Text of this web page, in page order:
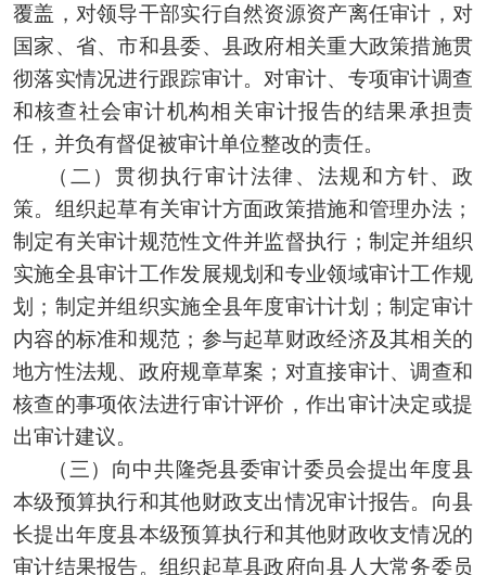
覆盖，对领导干部实行自然资源资产离任审计，对
国家、省、市和县委、县政府相关重大政策措施贯
彻落实情况进行跟踪审计。对审计、专项审计调查
和核查社会审计机构相关审计报告的结果承担责
任，并负有督促被审计单位整改的责任。
（二）贯彻执行审计法律、法规和方针、政
策。组织起草有关审计方面政策措施和管理办法；
制定有关审计规范性文件并监督执行；制定并组织
实施全县审计工作发展规划和专业领域审计工作规
划；制定并组织实施全县年度审计计划；制定审计
内容的标准和规范；参与起草财政经济及其相关的
地方性法规、政府规章草案；对直接审计、调查和
核查的事项依法进行审计评价，作出审计决定或提
出审计建议。
（三）向中共隆尧县委审计委员会提出年度县
本级预算执行和其他财政支出情况审计报告。向县
长提出年度县本级预算执行和其他财政收支情况的
审计结果报告。组织起草县政府向县人大常务委员